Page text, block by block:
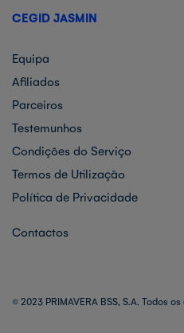
CEGID JASMIN
Equipa
Afiliados
Parceiros
Testemunhos
Condições do Serviço
Termos de Utilização
Política de Privacidade
Contactos
© 2023 PRIMAVERA BSS, S.A. Todos